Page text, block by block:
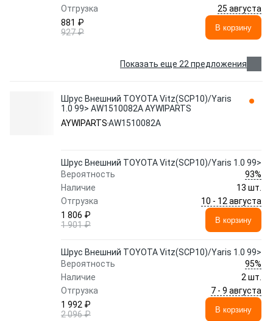
Отгрузка
25 августа
881 ₽
927 ₽
В корзину
Показать еще 22 предложения
Шрус Внешний TOYOTA Vitz(SCP10)/Yaris
1.0 99> AW1510082A AYWIPARTS
AYWIPARTSAW1510082A
Шрус Внешний TOYOTA Vitz(SCP10)/Yaris 1.0 99>
Вероятность
93%
Наличие
13 шт.
Отгрузка
10 - 12 августа
1 806 ₽
1 901 ₽
В корзину
Шрус Внешний TOYOTA Vitz(SCP10)/Yaris 1.0 99>
Вероятность
95%
Наличие
2 шт.
Отгрузка
7 - 9 августа
1 992 ₽
2 096 ₽
В корзину